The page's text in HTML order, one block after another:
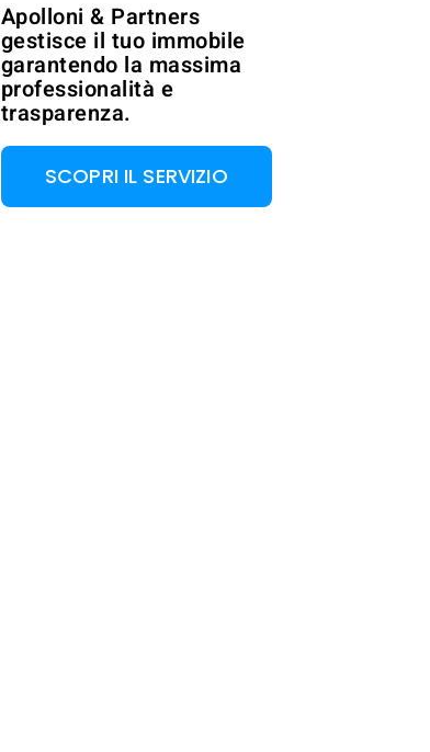
Apolloni & Partners
gestisce il tuo immobile
garantendo la massima
professionalità e
trasparenza.
SCOPRI IL SERVIZIO